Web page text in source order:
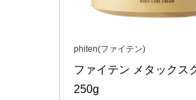
phiten(ファイテン)
ファイテン メタックス
250g